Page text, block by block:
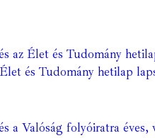
az Élet és Tudomány
és Tudomány hetilap
a Valóság folyóiratra éves,